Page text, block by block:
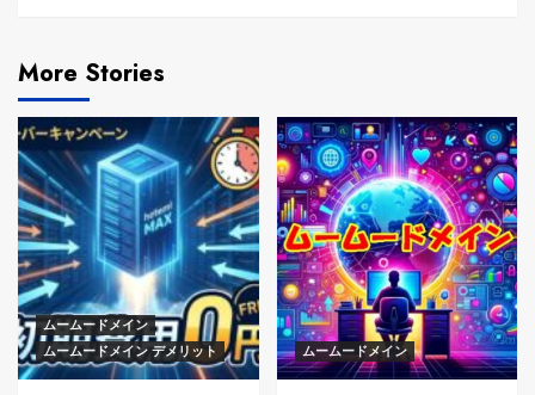
More Stories
ムームードメイン
ムームードメイン デメリット
ムームードメイン